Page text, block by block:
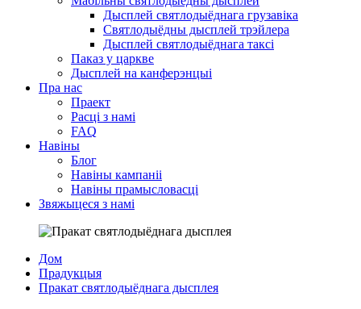
Дысплей святлодыёднага грузавіка
Святлодыёдны дысплей трэйлера
Дысплей святлодыёднага таксі
Паказ у царкве
Дысплей на канферэнцыі
Пра нас
Праект
Расці з намі
FAQ
Навіны
Блог
Навіны кампаніі
Навіны прамысловасці
Звяжыцеся з намі
Дом
Прадукцыя
Пракат святлодыёднага дысплея